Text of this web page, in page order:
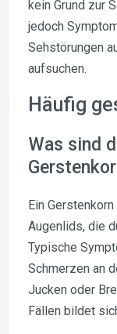
kein Grund zur
jedoch
Sehstörungen
aufsuchen.
Häufig
Was sind
Ein
Augenlids, die
Typische
Schmerzen an
Jucken oder
Fällen bildet